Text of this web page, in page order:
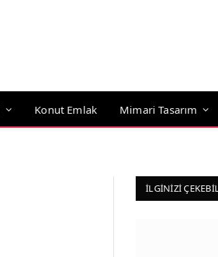
Konut Emlak Mimari Tasarım
İLGINIZI